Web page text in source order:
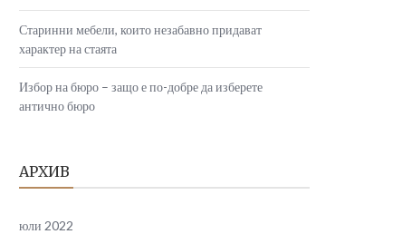
Старинни мебели, които незабавно придават
характер на стаята
Избор на бюро – защо е по-добре да изберете
антично бюро
АРХИВ
юли 2022